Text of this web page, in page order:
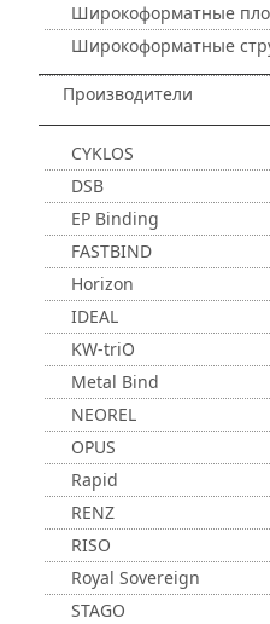
Широкоформатные
Широкоформатные
Производители
CYKLOS
DSB
EP Binding
FASTBIND
Horizon
IDEAL
KW-triO
Metal Bind
NEOREL
OPUS
Rapid
RENZ
RISO
Royal Sovereign
STAGO